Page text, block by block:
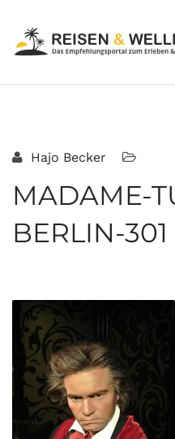
Hajo Becker
MADAME-
BERLIN-301